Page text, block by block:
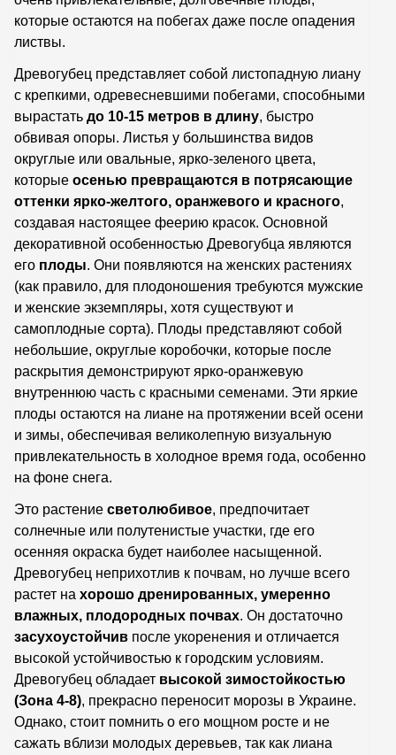
которые остаются на побегах даже после опадения
листвы.
Древогубец представляет собой листопадную лиану
с крепкими, одревесневшими побегами, способными
вырастать до 10-15 метров в длину, быстро
обвивая опоры. Листья у большинства видов
округлые или овальные, ярко-зеленого цвета,
которые осенью превращаются в потрясающие
оттенки ярко-желтого, оранжевого и красного,
создавая настоящее феерию красок. Основной
декоративной особенностью Древогубца являются
его плоды. Они появляются на женских растениях
(как правило, для плодоношения требуются мужские
и женские экземпляры, хотя существуют и
самоплодные сорта). Плоды представляют собой
небольшие, округлые коробочки, которые после
раскрытия демонстрируют ярко-оранжевую
внутреннюю часть с красными семенами. Эти яркие
плоды остаются на лиане на протяжении всей осени
и зимы, обеспечивая великолепную визуальную
привлекательность в холодное время года, особенно
на фоне снега.
Это растение светолюбивое, предпочитает
солнечные или полутенистые участки, где его
осенняя окраска будет наиболее насыщенной.
Древогубец неприхотлив к почвам, но лучше всего
растет на хорошо дренированных, умеренно
влажных, плодородных почвах. Он достаточно
засухоустойчив после укоренения и отличается
высокой устойчивостью к городским условиям.
Древогубец обладает высокой зимостойкостью
(Зона 4-8), прекрасно переносит морозы в Украине.
Однако, стоит помнить о его мощном росте и не
сажать вблизи молодых деревьев, так как лиана